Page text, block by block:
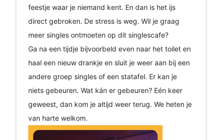
feestje waar je niemand kent. En dan is het ijs
direct gebroken. De stress is weg. Wil je graag
meer singles ontmoeten op dit singlescafe?
Ga na een tijdje bijvoorbeld even naar het toilet en
haal een nieuw drankje en sluit je weer aan bij een
andere groep singles of een statafel. Er kan je
niets gebeuren. Wat kán er gebeuren? Eén keer
geweest, dan kom je altijd weer terug. We heten je
van harte welkom.